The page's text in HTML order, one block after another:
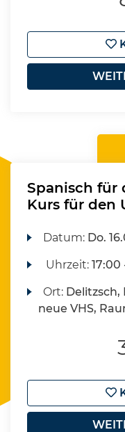
Spanisch für
Kurs für den
Datum: Do.
Uhrzeit:17:00
Ort: Delitzsch,
neue VHS,